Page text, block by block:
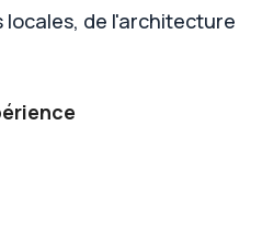
locales, de l'architecture